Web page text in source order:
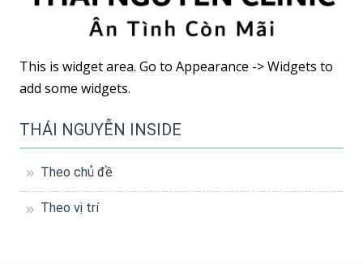
This is widget area. Go to Appearance -> Widgets to
add some widgets.
THÁI NGUYỄN INSIDE
Theo chủ đề
Theo vị trí